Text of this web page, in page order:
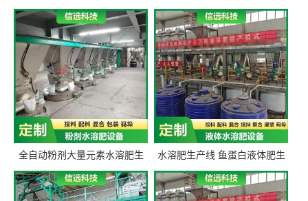
全自动粉剂大量元素水溶肥生
产设备 信远科技肥料生产设备
源头厂家
水溶肥生产线 鱼蛋白液体肥生
产设备 氨基酸液态肥全套设备